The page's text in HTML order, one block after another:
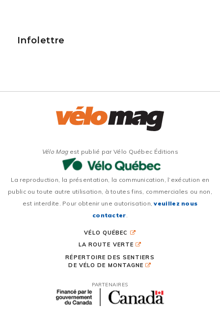
Infolettre
Vélo Magest publié par Vélo Québec Éditions
La reproduction, la présentation, la communication, l’exécution en
public ou toute autre utilisation, à toutes fins, commerciales ou non,
est interdite. Pour obtenir une autorisation,veuillez nous
contacter.
VÉLO QUÉBEC
LA ROUTE VERTE
RÉPERTOIRE DES SENTIERS
DE VÉLO DE MONTAGNE
PARTENAIRES